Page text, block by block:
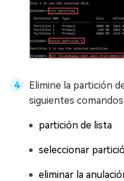
Elimine la partición
siguientes comandos:
partición de lista
seleccionar
eliminar la